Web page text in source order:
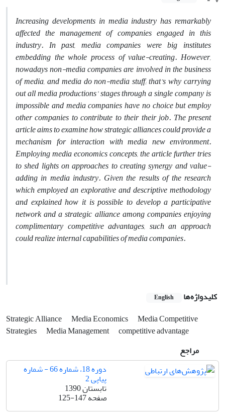
Increasing developments in media industry has remarkably
affected the management of companies engaged in this
industry. In past, media companies were big institutes
embedding the whole process of value-creating. However,
nowadays non-media companies are involved in the business
of media, and media do non-media stuff; that’s why carrying
out all media productions’ stages through a single company is
impossible and media companies have no choice but employ
other companies to contribute to their their job. The present
article aims to examine how strategic alliances could provide a
mechanism for interaction with media new environment.
Employing media economics concepts, the article further tries
to shed lights on approaches to creating synergy and value-
adding in media industry. Given the results of the research
which employed an explorative and descriptive methodology
and explained how it is possible to develop a participative
network and a strategic alliance among companies enjoying
complimentary competitive advantages, such an approach
could realize internal capabilities of media companies.
کلیدواژه‌ها English
Strategic Alliance Media Economics
Media Competitive
Strategies
Media Management competitive advantage
مراجع
دوره 18، شماره 66 - شماره
پیاپی 2
تابستان 1390
صفحه125-147